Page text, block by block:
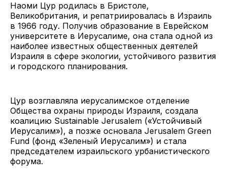
Наоми Цур родилась в Бристоле,
Великобритания, и репатриировалась в Израиль
в 1966 году. Получив образование в Еврейском
университете в Иерусалиме, она стала одной из
наиболее известных общественных деятелей
Израиля в сфере экологии, устойчивого развития
и городского планирования.
Цур возглавляла иерусалимское отделение
Общества охраны природы Израиля, создала
коалицию Sustainable Jerusalem («Устойчивый
Иерусалим»), а позже основала Jerusalem Green
Fund (фонд «Зеленый Иерусалим») и стала
председателем израильского урбанистического
форума.